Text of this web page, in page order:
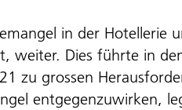
in der Hotellerie
weiter. Dies führte in
zu grossen
entgegenzuwirken,